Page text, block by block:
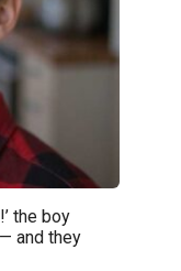
the boy
and they